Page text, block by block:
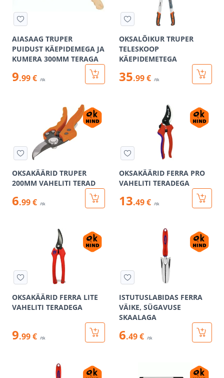
AIASAAG TRUPER
PUIDUST KÄEPIDEMEGA JA
KUMERA 300MM TERAGA
9.99 € /tk
OKSALÕIKUR TRUPER
TELESKOOP
KÄEPIDEMETEGA
35.99 € /tk
OKSAKÄÄRID TRUPER
200MM VAHELITI TERAD
6.99 € /tk
OKSAKÄÄRID FERRA PRO
VAHELITI TERADEGA
13.49 € /tk
OKSAKÄÄRID FERRA LITE
VAHELITI TERADEGA
9.99 € /tk
ISTUTUSLABIDAS FERRA
VÄIKE, SÜGAVUSE
SKAALAGA
6.49 € /tk